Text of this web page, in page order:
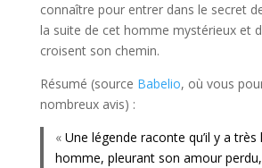
connaître pour entrer dans le secret
la suite de cet homme mystérieux et
croisent son chemin.
Résumé (source Babelio, où vous
nombreux avis) :
«Une légende raconte qu’il y a
homme, pleurant son amour